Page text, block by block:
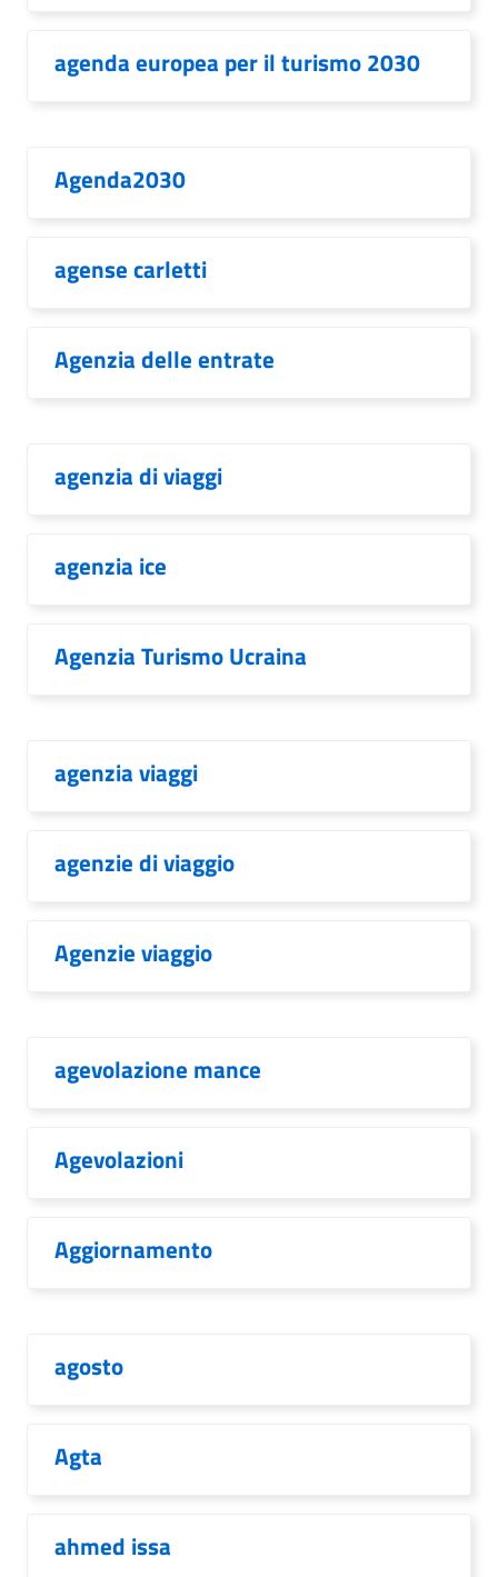
agenda europea per il turismo 2030
Agenda2030
agense carletti
Agenzia delle entrate
agenzia di viaggi
agenzia ice
Agenzia Turismo Ucraina
agenzia viaggi
agenzie di viaggio
Agenzie viaggio
agevolazione mance
Agevolazioni
Aggiornamento
agosto
Agta
ahmed issa